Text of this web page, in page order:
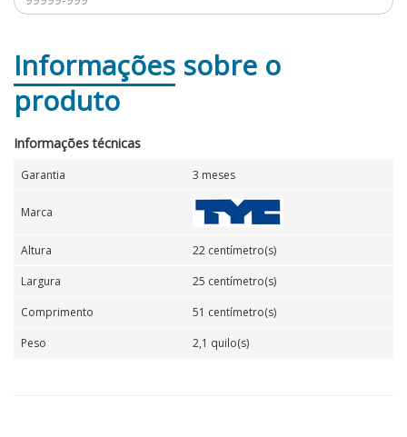
Informações sobre o
produto
Informações técnicas
Garantia 3 meses
Marca
Altura
22 centímetro(s)
Largura
25 centímetro(s)
Comprimento
51 centímetro(s)
Peso
2,1 quilo(s)